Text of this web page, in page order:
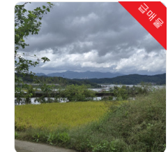
급매물
인기